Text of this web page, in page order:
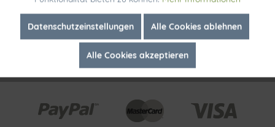
Marketing Inaktiv
Datenschutzeinstellungen Alle Cookies ablehnen
Alle Cookies akzeptieren